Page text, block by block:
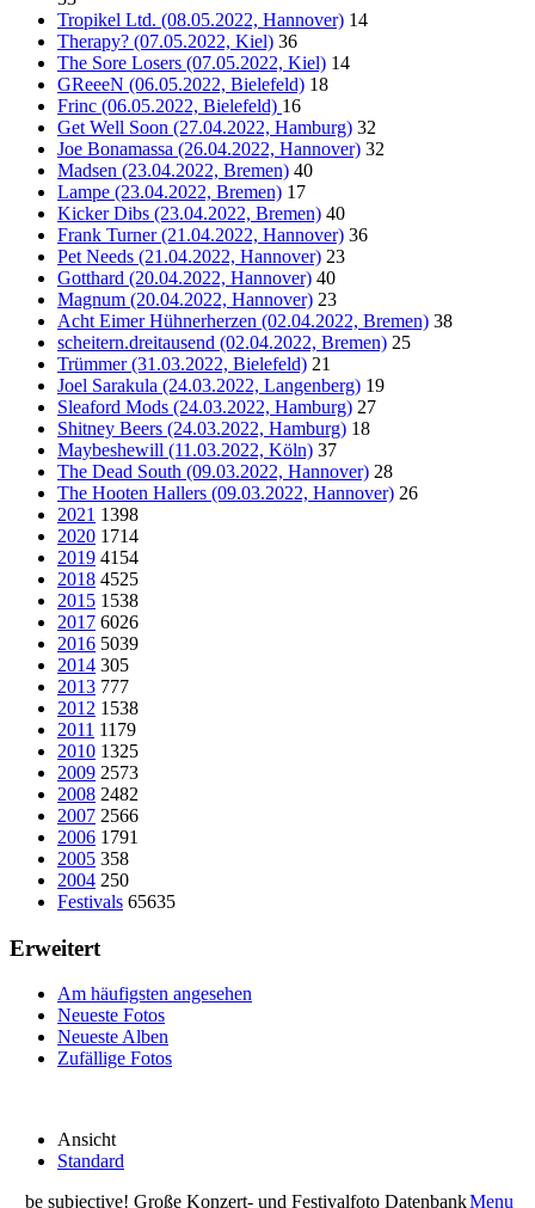
Tropikel Ltd. (08.05.2022, Hannover) 14
Therapy? (07.05.2022, Kiel) 36
The Sore Losers (07.05.2022, Kiel) 14
GReeeN (06.05.2022, Bielefeld) 18
Frinc (06.05.2022, Bielefeld) 16
Get Well Soon (27.04.2022, Hamburg) 32
Joe Bonamassa (26.04.2022, Hannover) 32
Madsen (23.04.2022, Bremen) 40
Lampe (23.04.2022, Bremen) 17
Kicker Dibs (23.04.2022, Bremen) 40
Frank Turner (21.04.2022, Hannover) 36
Pet Needs (21.04.2022, Hannover) 23
Gotthard (20.04.2022, Hannover) 40
Magnum (20.04.2022, Hannover) 23
Acht Eimer Hühnerherzen (02.04.2022, Bremen) 38
scheitern.dreitausend (02.04.2022, Bremen) 25
Trümmer (31.03.2022, Bielefeld) 21
Joel Sarakula (24.03.2022, Langenberg) 19
Sleaford Mods (24.03.2022, Hamburg) 27
Shitney Beers (24.03.2022, Hamburg) 18
Maybeshewill (11.03.2022, Köln) 37
The Dead South (09.03.2022, Hannover) 28
The Hooten Hallers (09.03.2022, Hannover) 26
2021 1398
2020 1714
2019 4154
2018 4525
2015 1538
2017 6026
2016 5039
2014 305
2013 777
2012 1538
2011 1179
2010 1325
2009 2573
2008 2482
2007 2566
2006 1791
2005 358
2004 250
Festivals 65635
Erweitert
Am häufigsten angesehen
Neueste Fotos
Neueste Alben
Zufällige Fotos
Ansicht
Standard
be subjective! Große Konzert- und Festivalfoto DatenbankMenu